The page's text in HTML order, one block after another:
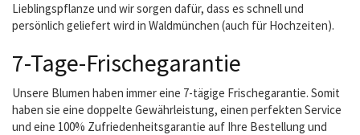
Lieblingspflanze und wir sorgen dafür, dass es schnell und
persönlich geliefert wird in Waldmünchen (auch für Hochzeiten).
7-Tage-Frischegarantie
Unsere Blumen haben immer eine 7-tägige Frischegarantie. Somit
haben sie eine doppelte Gewährleistung, einen perfekten Service
und eine 100% Zufriedenheitsgarantie auf Ihre Bestellung und